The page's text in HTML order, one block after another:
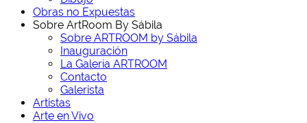
Obras no Expuestas
Sobre ArtRoom By Sábila
Sobre ARTROOM by Sábila
Inauguración
La Galería ARTROOM
Contacto
Galerista
Artistas
Arte en Vivo